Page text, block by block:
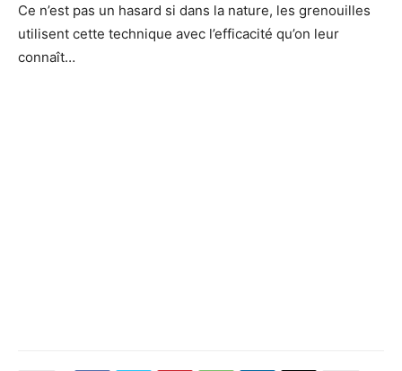
Ce n’est pas un hasard si dans la nature, les grenouilles
utilisent cette technique avec l’efficacité qu’on leur
connaît…